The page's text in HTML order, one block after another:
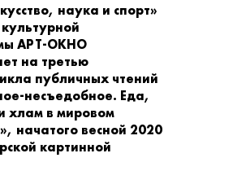
наука и спорт»
АРТ-ОКНО
на третью
публичных чтений
несъедобное. Еда,
хлам в мировом
начатого весной 2020
картинной